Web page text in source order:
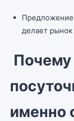
Предложение
делает
именно